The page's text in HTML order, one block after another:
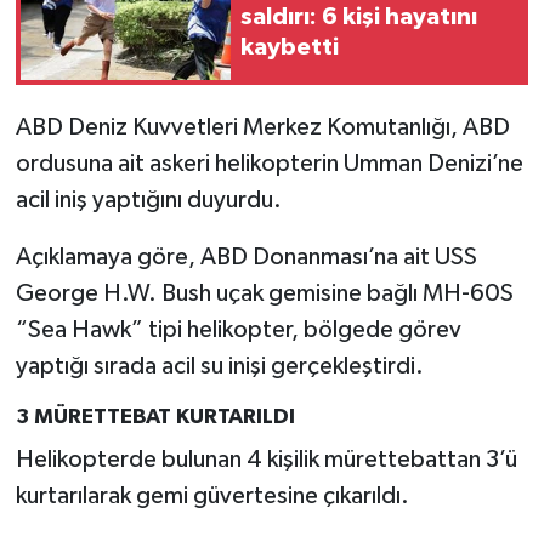
saldırı: 6 kişi hayatını
kaybetti
ABD Deniz Kuvvetleri Merkez Komutanlığı, ABD
ordusuna ait askeri helikopterin Umman Denizi’ne
acil iniş yaptığını duyurdu.
Açıklamaya göre, ABD Donanması’na ait USS
George H.W. Bush uçak gemisine bağlı MH-60S
“Sea Hawk” tipi helikopter, bölgede görev
yaptığı sırada acil su inişi gerçekleştirdi.
3 MÜRETTEBAT KURTARILDI
Helikopterde bulunan 4 kişilik mürettebattan 3’ü
kurtarılarak gemi güvertesine çıkarıldı.